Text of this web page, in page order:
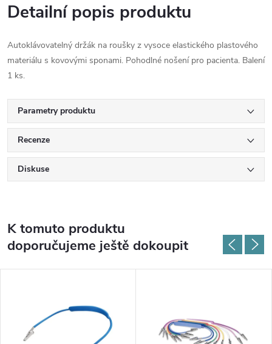
Detailní popis produktu
Autoklávovatelný držák na roušky z vysoce elastického plastového
materiálu s kovovými sponami. Pohodlné nošení pro pacienta. Balení
1 ks.
Parametry produktu
Recenze
Diskuse
K tomuto produktu
doporučujeme ještě dokoupit